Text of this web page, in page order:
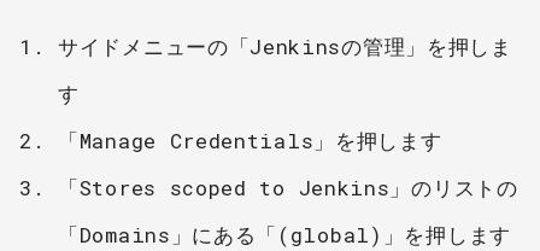
サイドメニューの「Jenkinsの管理」を押しま
す
「Manage Credentials」を押します
「Stores scoped to Jenkins」のリストの
「Domains」にある「(global)」を押します